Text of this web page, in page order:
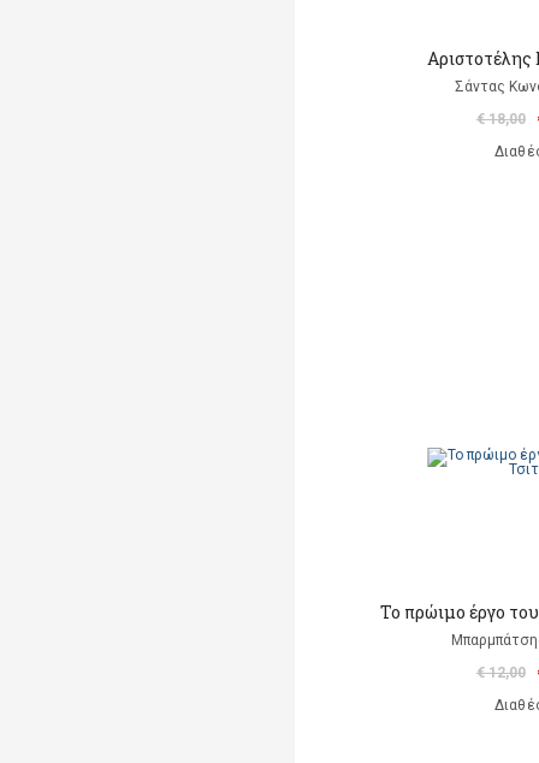
Σάντας
€ 18,00
Το πρώιμο έργο
€ 12,00